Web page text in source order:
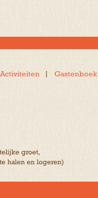
Activiteiten Gastenboek
groet,
halen en logeren)